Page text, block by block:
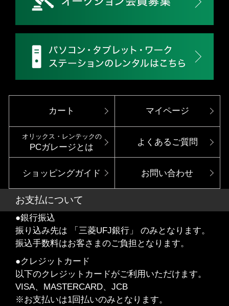
カート マイページ
オリックス・レンテックの
PCガレージとは
よくあるご質問
ショッピングガイド お問い合わせ
お支払について
●銀行振込
振り込み先は 「三菱UFJ銀行」 のみとなります。
振込手数料はお客さまのご負担となります。
●クレジットカード
以下のクレジットカードがご利用いただけます。
VISA、MASTERCARD、JCB
※お支払いは1回払いのみとなります。